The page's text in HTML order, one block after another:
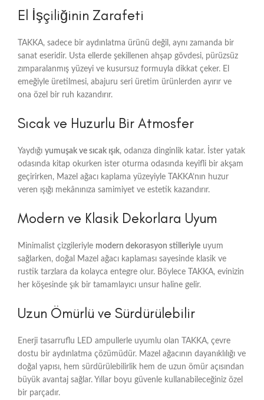
El İşçiliğinin Zarafeti
TAKKA, sadece bir aydınlatma ürünü değil, aynı zamanda bir
sanat eseridir. Usta ellerde şekillenen ahşap gövdesi, pürüzsüz
zımparalanmış yüzeyi ve kusursuz formuyla dikkat çeker. El
emeğiyle üretilmesi, abajuru seri üretim ürünlerden ayırır ve
ona özel bir ruh kazandırır.
Sıcak ve Huzurlu Bir Atmosfer
Yaydığı yumuşak ve sıcak ışık, odanıza dinginlik katar. İster yatak
odasında kitap okurken ister oturma odasında keyifli bir akşam
geçirirken, Mazel ağacı kaplama yüzeyiyle TAKKA’nın huzur
veren ışığı mekânınıza samimiyet ve estetik kazandırır.
Modern ve Klasik Dekorlara Uyum
Minimalist çizgileriyle modern dekorasyon stilleriyle uyum
sağlarken, doğal Mazel ağacı kaplaması sayesinde klasik ve
rustik tarzlara da kolayca entegre olur. Böylece TAKKA, evinizin
her köşesinde şık bir tamamlayıcı unsur haline gelir.
Uzun Ömürlü ve Sürdürülebilir
Enerji tasarruflu LED ampullerle uyumlu olan TAKKA, çevre
dostu bir aydınlatma çözümüdür. Mazel ağacının dayanıklılığı ve
doğal yapısı, hem sürdürülebilirlik hem de uzun ömür açısından
büyük avantaj sağlar. Yıllar boyu güvenle kullanabileceğiniz özel
bir parçadır.